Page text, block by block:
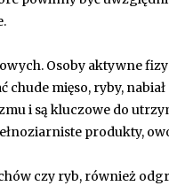
Osoby aktywne
chude mięso, ryby,
i są kluczowe do
produkty,
czy ryb, również